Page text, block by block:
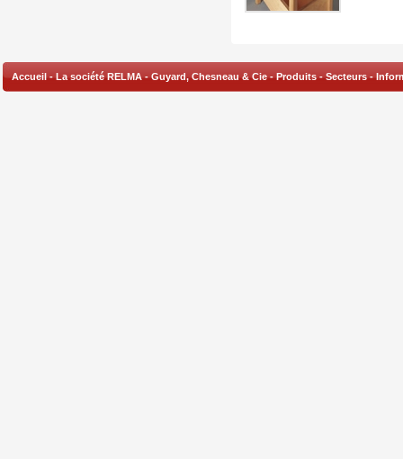
Accueil-La société RELMA-Guyard, Chesneau & Cie-Produits-Secteurs-